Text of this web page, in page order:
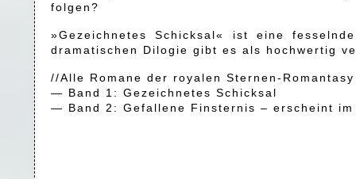
folgen?
»Gezeichnetes Schicksal« ist eine
dramatischen Dilogie gibt es als hochwertig
//Alle Romane der royalen Sternen-
— Band 1: Gezeichnetes Schicksal
— Band 2: Gefallene Finsternis – erscheint